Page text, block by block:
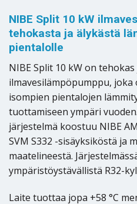
NIBE Split 10 kW
tehokasta ja älykästä
pientalolle
NIBE Split 10 kW on
ilmavesilämpöpumppu,
isompien pientalojen
tuottamiseen ympäri
järjestelmä koostuu NIBE
SVM S332 -sisäyksiköstä ja
maatelineestä.
ympäristöystävällistä R32-
Laite tuottaa jopa +58 °C